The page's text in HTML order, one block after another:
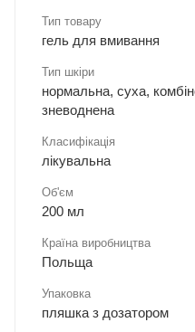
Тип товару
гель для вмивання
Тип шкіри
нормальна, суха,
зневоднена
Класифікація
лікувальна
Об'єм
200 мл
Країна виробництва
Польща
Упаковка
пляшка з дозатором